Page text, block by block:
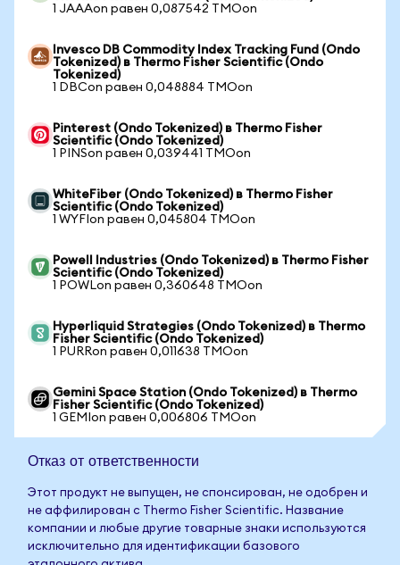
1 JAAAon равен 0,087542 TMOon
Invesco DB Commodity Index Tracking Fund (Ondo
Tokenized) в Thermo Fisher Scientific (Ondo
Tokenized)
1 DBCon равен 0,048884 TMOon
Pinterest (Ondo Tokenized) в Thermo Fisher
Scientific (Ondo Tokenized)
1 PINSon равен 0,039441 TMOon
WhiteFiber (Ondo Tokenized) в Thermo Fisher
Scientific (Ondo Tokenized)
1 WYFIon равен 0,045804 TMOon
Powell Industries (Ondo Tokenized) в Thermo Fisher
Scientific (Ondo Tokenized)
1 POWLon равен 0,360648 TMOon
Hyperliquid Strategies (Ondo Tokenized) в Thermo
Fisher Scientific (Ondo Tokenized)
1 PURRon равен 0,011638 TMOon
Gemini Space Station (Ondo Tokenized) в Thermo
Fisher Scientific (Ondo Tokenized)
1 GEMIon равен 0,006806 TMOon
Отказ от ответственности
Этот продукт не выпущен, не спонсирован, не одобрен и
не аффилирован с Thermo Fisher Scientific. Название
компании и любые другие товарные знаки используются
исключительно для идентификации базового